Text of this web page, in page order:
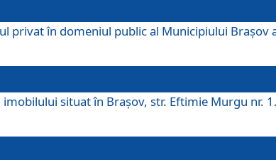
privat în domeniul public al Municipiului Braşov
situat în Braşov, str. Eftimie Murgu nr. 1.